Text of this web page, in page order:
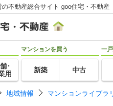
の不動産総合サイト goo住宅・不動産
･
用
マンションを買う
新築 中古
一
地域情報 マンションライブラ